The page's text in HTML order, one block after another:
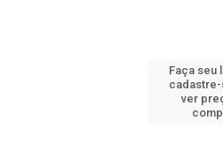
Faça seu
ver